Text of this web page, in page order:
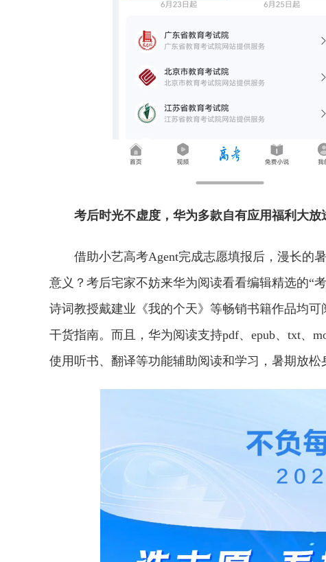
考后时光不虚度，华为多款自有应用福利大放
借助小艺高考Agent完成志愿填报后，漫长的
意义？考后宅家不妨来华为阅读看看编辑精选的“
诗词教授戴建业《我的个天》等畅销书籍作品均
干货指南。而且，华为阅读支持pdf、epub、txt、
使用听书、翻译等功能辅助阅读和学习，暑期放松